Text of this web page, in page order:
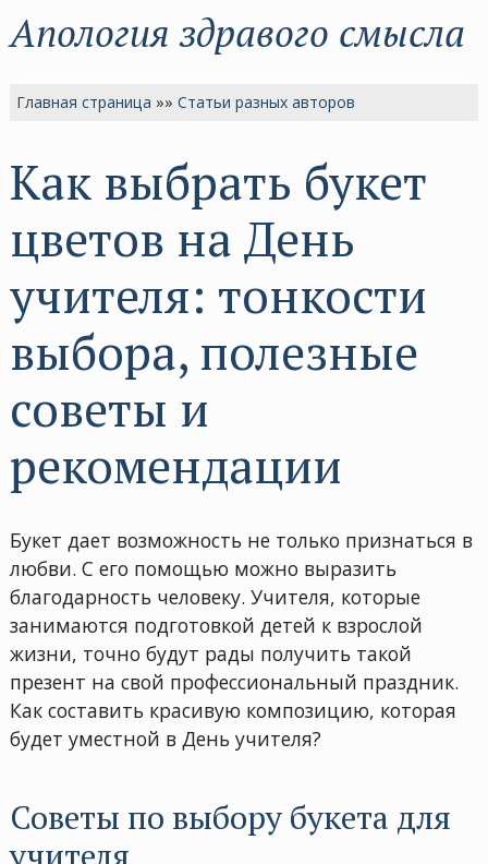
Апология здравого смысла
Главная страница »»Статьи разных авторов
Как выбрать букет
цветов на День
учителя: тонкости
выбора, полезные
советы и
рекомендации
Букет дает возможность не только признаться в
любви. С его помощью можно выразить
благодарность человеку. Учителя, которые
занимаются подготовкой детей к взрослой
жизни, точно будут рады получить такой
презент на свой профессиональный праздник.
Как составить красивую композицию, которая
будет уместной в День учителя?
Советы по выбору букета для
учителя